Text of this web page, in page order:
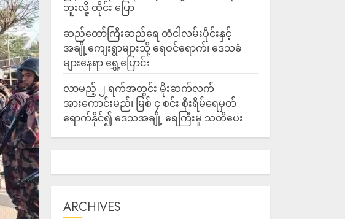
ဘူးလို့ ထိုင်း ပြော
ဆည်တော်ကြီးဆည်ရေ တံငါလမ်းပိုင်းနှင့်
အချို့ကျေးရွာများသို့ ရေဝင်ရောက်၊ ‌ဒေသခံ
များနေရာ ရွှေ့ပြောင်း
လာမည့် ၂ ရက်အတွင်း မိုးဆက်လက်
အားကောင်းမည်၊ မြစ် ၄ စင်း စိုးရိမ်ရေမှတ်
ရောက်နိုင်၍ ဒေသအချို့ ရေကြီးမှု သတိပေး
ARCHIVES